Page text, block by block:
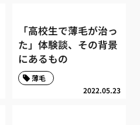
「高校生で薄毛が治っ
た」体験談、その背景
にあるもの
2022.05.23
薄毛